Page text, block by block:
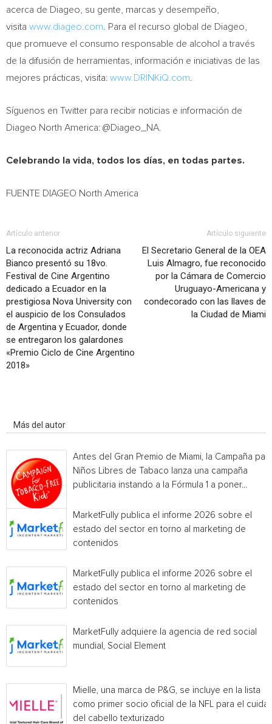
acerca de Diageo, su gente, marcas y desempeño,
visita www.diageo.com . Para el recurso global de Diageo,
que promueve el consumo responsable de alcohol a través
de la difusión de herramientas, información e iniciativas de las
mejores prácticas, visita: www.DRINKiQ.com
Síguenos en Twitter para recibir noticias e información de
Diageo North America: @Diageo_NA.
Celebrando la vida, todos los días, en todas partes.
FUENTE DIAGEO North America
Artículo anterior
La reconocida actriz Adriana
Bianco presentó su 18vo.
Festival de Cine Argentino
dedicado a Ecuador en la
prestigiosa Nova University con
el auspicio de los Consulados
de Argentina y Ecuador, donde
se entregaron los galardones
«Premio Ciclo de Cine Argentino
2018»
Artículo siguiente
El Secretario General de la OEA
Luis Almagro, fue reconocido
por la Cámara de Comercio
Uruguayo-Americana y
condecorado con las llaves de
la Ciudad de Miami
Más del autor
Antes del Gran Premio de Miami, la Campaña
Niños Libres de Tabaco lanza una campaña
publicitaria instando a la Fórmula 1 a poner...
MarketFully publica el informe 2026 sobre el
estado del sector en torno al marketing de
contenidos
MarketFully publica el informe 2026 sobre el
estado del sector en torno al marketing de
contenidos
MarketFully adquiere la agencia de red social
mundial, Social Element
Mielle, una marca de P&G, se incluye en la lista
como primer socio oficial de la NFL para el
del cabello texturizado